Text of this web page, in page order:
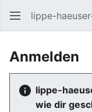
lippe-
Anmelden
lippe-
wie dir